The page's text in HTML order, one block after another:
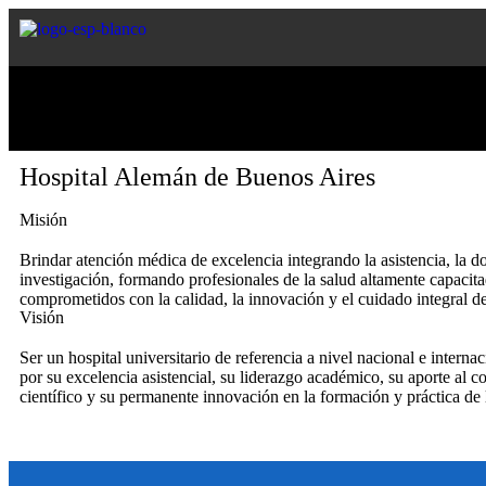
Hospital Alemán de Buenos Aires
Misión
Brindar atención médica de excelencia integrando la asistencia, la
investigación, formando profesionales de la salud altamente
comprometidos con la calidad, la innovación y el cuidado integral
Visión
Ser un hospital universitario de referencia a nivel nacional e
por su excelencia asistencial, su liderazgo académico, su aporte al
científico y su permanente innovación en la formación y práctica de